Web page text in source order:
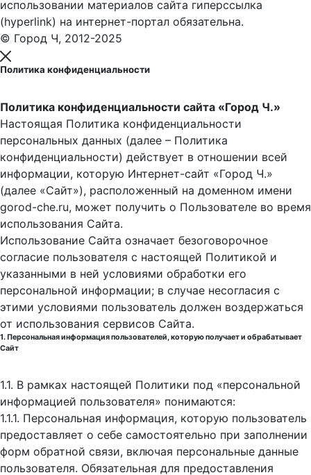
использовании материалов сайта гиперссылка
(hyperlink) на интернет-портал обязательна.
© Город Ч, 2012-2025
Политика конфиденциальности
Политика конфиденциальности сайта «Город Ч.»
Настоящая Политика конфиденциальности
персональных данных (далее – Политика
конфиденциальности) действует в отношении всей
информации, которую Интернет-сайт «Город Ч.»
(далее «Сайт»), расположенный на доменном имени
gorod-che.ru, может получить о Пользователе во время
использования Cайта.
Использование Сайта означает безоговорочное
согласие пользователя с настоящей Политикой и
указанными в ней условиями обработки его
персональной информации; в случае несогласия с
этими условиями пользователь должен воздержаться
от использования сервисов Сайта.
1. Персональная информация пользователей, которую получает и обрабатывает
Сайт
1.1. В рамках настоящей Политики под «персональной
информацией пользователя» понимаются:
1.1.1. Персональная информация, которую пользователь
предоставляет о себе самостоятельно при заполнении
форм обратной связи, включая персональные данные
пользователя. Обязательная для предоставления